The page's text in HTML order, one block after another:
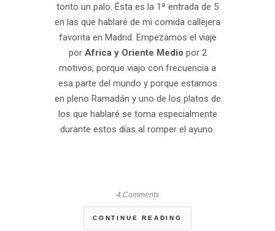
tonto un palo. Ésta es la 1ª entrada de 5
en las que hablaré de mi comida callejera
favorita en Madrid. Empezamos el viaje
por Africa y Oriente Medio por 2
motivos, porque viajo con frecuencia a
esa parte del mundo y porque estamos
en pleno Ramadán y uno de los platos de
los que hablaré se toma especialmente
durante estos días al romper el ayuno.
4 Comments
CONTINUE READING